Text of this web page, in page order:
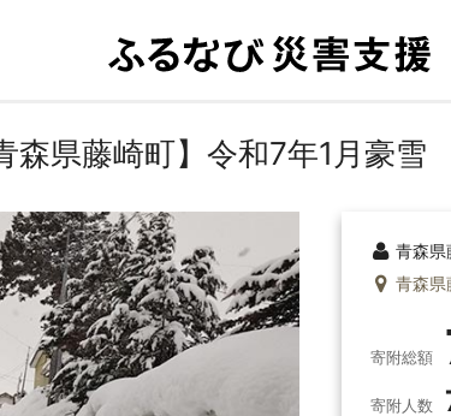
森県藤崎町】令和7年1月豪
青森県
青森県
寄附総額
寄附人数